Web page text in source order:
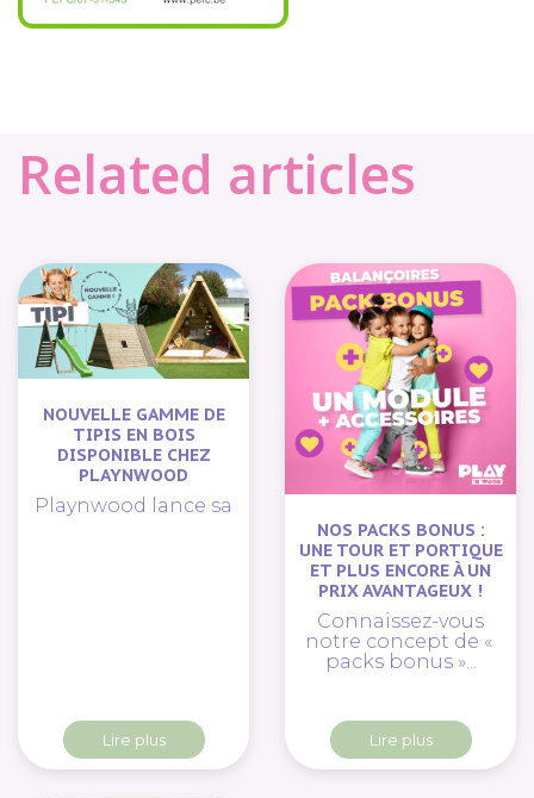
Related articles
NOUVELLE GAMME DE
TIPIS EN BOIS
DISPONIBLE CHEZ
PLAYNWOOD
Playnwood lance sa
Lire plus
NOS PACKS BONUS :
UNE TOUR ET PORTIQUE
ET PLUS ENCORE À UN
PRIX AVANTAGEUX !
Connaissez-vous
notre concept de «
packs bonus »...
Lire plus